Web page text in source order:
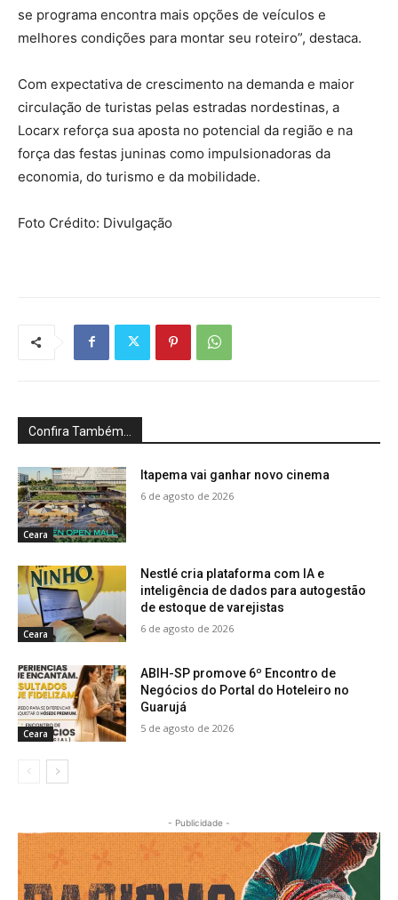
se programa encontra mais opções de veículos e
melhores condições para montar seu roteiro”, destaca.
Com expectativa de crescimento na demanda e maior
circulação de turistas pelas estradas nordestinas, a
Locarx reforça sua aposta no potencial da região e na
força das festas juninas como impulsionadoras da
economia, do turismo e da mobilidade.
Foto Crédito: Divulgação
Confira Também...
Ceara
Itapema vai ganhar novo cinema
6 de agosto de 2026
Ceara
Nestlé cria plataforma com IA e
inteligência de dados para autogestão
de estoque de varejistas
6 de agosto de 2026
Ceara
ABIH-SP promove 6º Encontro de
Negócios do Portal do Hoteleiro no
Guarujá
5 de agosto de 2026
- Publicidade -